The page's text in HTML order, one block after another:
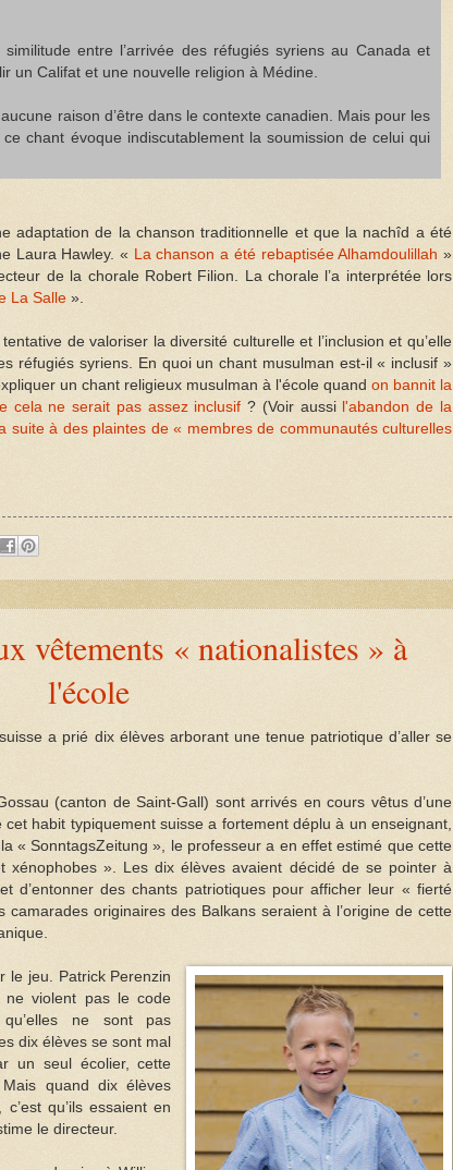
similitude entre l’arrivée des réfugiés syriens au Canada et
un Califat et une nouvelle religion à Médine.
aucune raison d’être dans le contexte canadien. Mais pour les
chant évoque indiscutablement la soumission de celui qui
adaptation de la chanson traditionnelle et que la nachîd a été
Laura Hawley. « La chanson a été rebaptisée Alhamdoulillah »
de la chorale Robert Filion. La chorale l’a interprétée lors
La Salle ».
de valoriser la diversité culturelle et l’inclusion et qu’elle
réfugiés syriens. En quoi un chant musulman est-il « inclusif »
un chant religieux musulman à l'école quand on bannit la
cela ne serait pas assez inclusif? (Voir aussil'abandon de la
suite à des plaintes de « membres de communautés culturelles
vêtements « nationalistes » à
l'école
a prié dix élèves arborant une tenue patriotique d’aller se
(canton de Saint-Gall) sont arrivés en cours vêtus d’une
habit typiquement suisse a fortement déplu à un enseignant,
« SonntagsZeitung », le professeur a en effet estimé que cette
xénophobes ». Les dix élèves avaient décidé de se pointer à
d’entonner des chants patriotiques pour afficher leur « fierté
camarades originaires des Balkans seraient à l’origine de cette
le jeu. Patrick Perenzin
ne violent pas le code
qu’elles ne sont pas
dix élèves se sont mal
un seul écolier, cette
Mais quand dix élèves
qu’ils essaient en
le directeur.